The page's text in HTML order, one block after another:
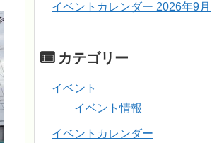
イベントカレンダー 2026年9月
カテゴリー
イベント
イベント情報
イベントカレンダー